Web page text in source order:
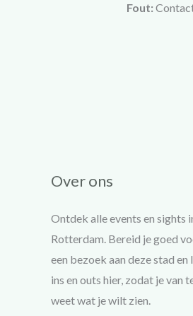
Fout:
Over ons
Ontdek alle events en sights
Rotterdam. Bereid je goed
een bezoek aan deze stad en
ins en outs hier, zodat je van
weet wat je wilt zien.